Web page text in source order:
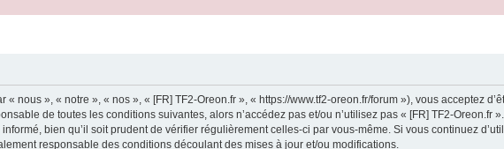
« nous », « notre », « nos », « [FR] TF2-Oreon.fr », « https://www.tf2-oreon.fr/forum »), vous acceptez
de toutes les conditions suivantes, alors n’accédez pas et/ou n’utilisez pas « [FR] TF2-Oreon.fr
bien qu’il soit prudent de vérifier régulièrement celles-ci par vous-même. Si vous continuez
responsable des conditions découlant des mises à jour et/ou modifications.